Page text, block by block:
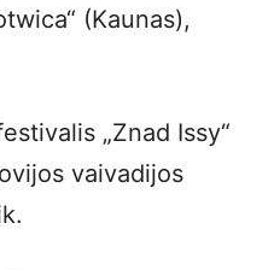
(Kaunas),
„Znad Issy“
vaivadijos